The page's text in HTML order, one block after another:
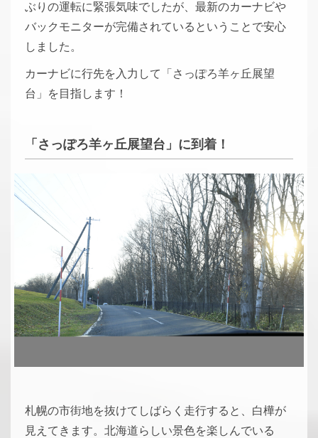
ぶりの運転に緊張気味でしたが、最新のカーナビや
バックモニターが完備されているということで安心
しました。
カーナビに行先を入力して「さっぽろ羊ヶ丘展望
台」を目指します！
「さっぽろ羊ヶ丘展望台」に到着！
札幌の市街地を抜けてしばらく走行すると、白樺が
見えてきます。北海道らしい景色を楽しんでいる